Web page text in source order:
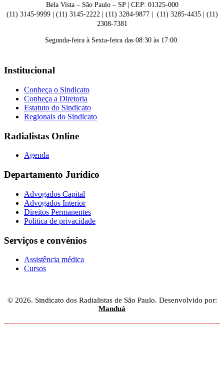
Bela Vista – São Paulo – SP | CEP: 01325-000
(11) 3145-9999 | (11) 3145-2222 | (11) 3284-9877 | (11) 3285-4435 | (11)
2308-7381
Segunda-feira à Sexta-feira das 08:30 às 17:00.
Institucional
Conheça o Sindicato
Conheça a Diretoria
Estatuto do Sindicato
Regionais do Sindicato
Radialistas Online
Agenda
Departamento Jurídico
Advogados Capital
Advogados Interior
Direitos Permanentes
Politica de privacidade
Serviços e convênios
Assistência médica
Cursos
© 2026. Sindicato dos Radialistas de São Paulo. Desenvolvido por:
Manduá